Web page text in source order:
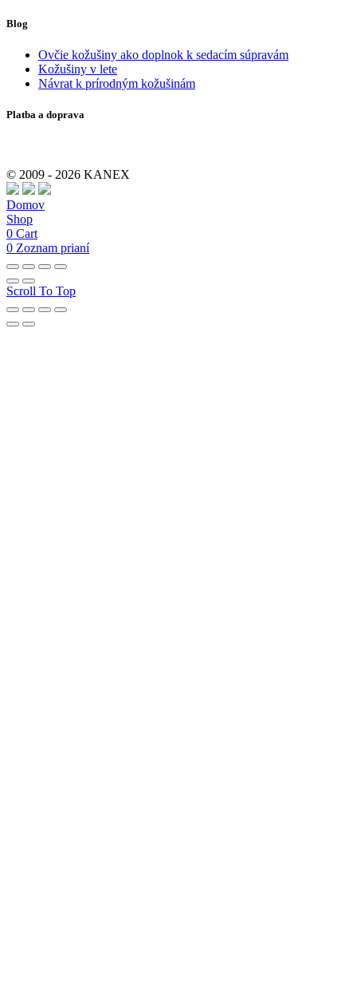
Blog
Ovčie kožušiny ako doplnok k sedacím súpravám
Kožušiny v lete
Návrat k prírodným kožušinám
Platba a doprava
© 2009 - 2026 KANEX
Domov
Shop
0 Cart
0 Zoznam prianí
Scroll To Top